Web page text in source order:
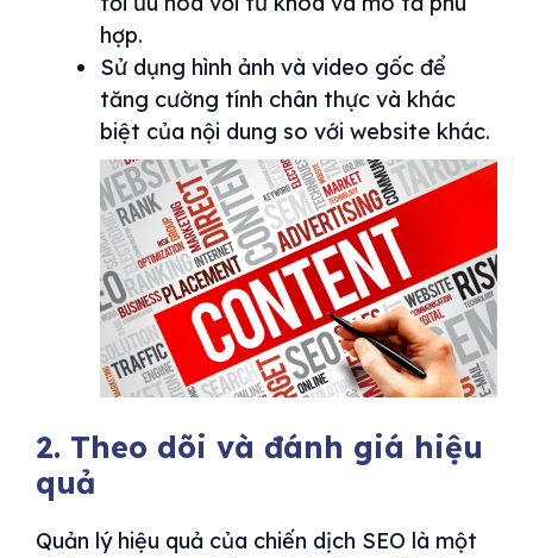
hợp.
Sử dụng hình ảnh và video gốc để
tăng cường tính chân thực và khác
biệt của nội dung so với website khác.
2. Theo dõi và đánh giá hiệu
quả
Quản lý hiệu quả của chiến dịch SEO là một